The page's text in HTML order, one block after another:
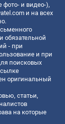
фото- и видео-),
и на всех
обязательной
- при
и при
поисковых
оригинальный
статьи,
на которые